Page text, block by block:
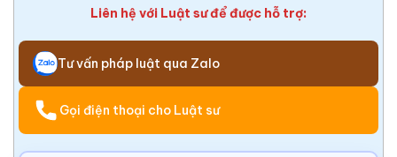
Liên hệ với Luật sư để được hỗ trợ:
Tư vấn pháp luật qua Zalo
Gọi điện thoại cho Luật sư